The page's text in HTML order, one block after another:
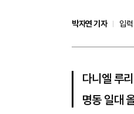
박자연 기자
입
다니엘 루
명동 일대